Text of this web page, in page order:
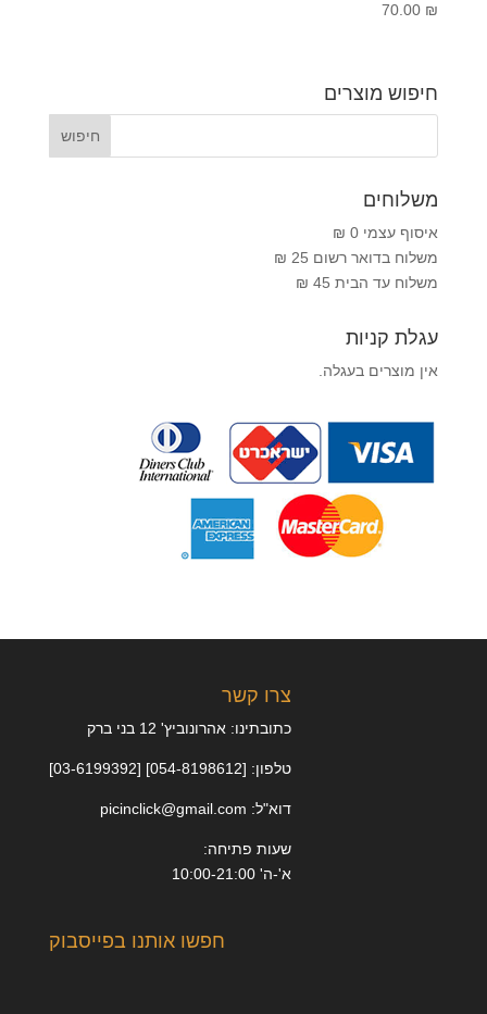
70.00 ₪
חיפוש מוצרים
משלוחים
איסוף עצמי 0 ₪
משלוח בדואר רשום 25 ₪
משלוח עד הבית 45 ₪
עגלת קניות
אין מוצרים בעגלה.
צרו קשר
כתובתינו: אהרונוביץ' 12 בני ברק
טלפון: [054-8198612] [03-6199392]
דוא"ל: picinclick@gmail.com
שעות פתיחה:
א'-ה' 10:00-21:00
חפשו אותנו בפייסבוק